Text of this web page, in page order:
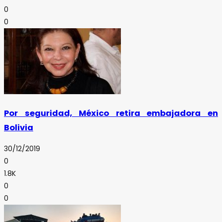
0
0
Por seguridad, México retira embajadora en
Bolivia
30/12/2019
0
1.8K
0
0